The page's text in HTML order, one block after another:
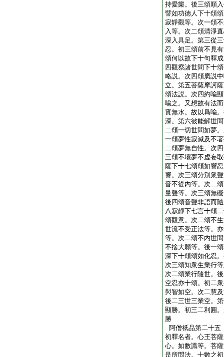
持愛樂。後三頌順
譬如功徳人下十頌
寂靜觀等。次一頌
入等。次二頌清淨
深入具足。第三從
忍。初三頌前不見
頌何以故下十句釋
四觀察諸世間下十
略説。次四頌廣説
立。第五菩薩摩訶
頌法説。次四約喩
喩之。又想故有法
實無水。故以爲喩
深。第六彼能解世
二頌一切世間如夢
一頌夢性寂滅及不
二頌夢無自性。次
三頌不壞夢不虚妄
薩下十七頌頌如響
響。次三頌分別衆
音不從内等。次二
量聲等。次三頌無
後四頌音聲非語而
八寂靜下七言十頌
頌觀意。次二頌不
世流不受正法等。
等。次二頌不内世
不捨大願等。後一
深下十頌頌如化忍
次三頌知衆生業行
次二頌業行隨世。
空忍亦十頌。初二
與智如空。次二慧
後二三世三業空。
顯勝。初三二利圓
勝
阿僧祇品第二十五
初釋名者。心王菩
心。如數識等。菩
是所問法。十數之